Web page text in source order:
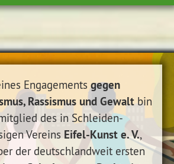
Engagementsgegen
Rassismus und Gewalt bin
des in Schleiden-
Vereins Eifel-Kunst e. V.,
der deutschlandweit ersten